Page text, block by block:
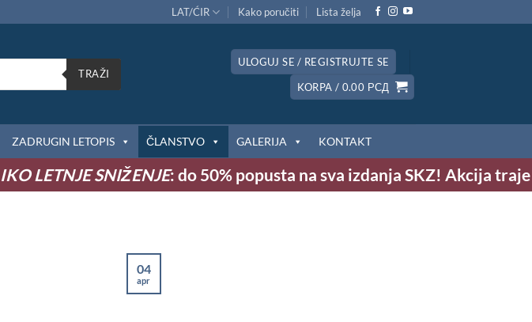
LAT/ĆIR Kako poručiti Lista želja
TRAŽI
ULOGUJ SE / REGISTRUJTE SE
KORPA / 0.00 РСД
ZADRUGIN LETOPIS ČLANSTVO GALERIJA KONTAKT
LETNJE SNIŽENJE: do 50% popusta na sva izdanja SKZ! Akcija traje do
04
apr